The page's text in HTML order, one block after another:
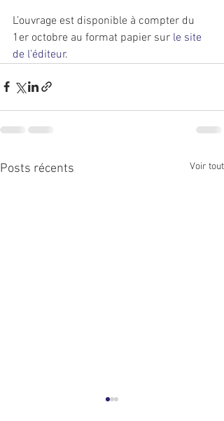
L’ouvrage est disponible à compter du
1er octobre au format papier sur le site
de l’éditeur.
Posts récents Voir tout